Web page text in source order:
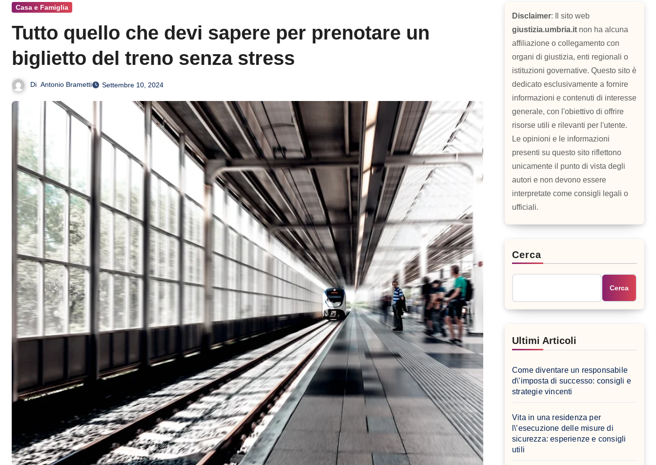
Casa e Famiglia
Tutto quello che devi sapere per prenotare un
biglietto del treno senza stress
Di Antonio Brametti Settembre 10, 2024
Disclaimer: Il sito web
giustizia.umbria.it non ha alcuna
affiliazione o collegamento con
organi di giustizia, enti regionali o
istituzioni governative. Questo sito è
dedicato esclusivamente a fornire
informazioni e contenuti di interesse
generale, con l'obiettivo di offrire
risorse utili e rilevanti per l'utente.
Le opinioni e le informazioni
presenti su questo sito riflettono
unicamente il punto di vista degli
autori e non devono essere
interpretate come consigli legali o
ufficiali.
Cerca
Cerca
Ultimi Articoli
Come diventare un responsabile
d\’imposta di successo: consigli e
strategie vincenti
Vita in una residenza per
l\’esecuzione delle misure di
sicurezza: esperienze e consigli
utili